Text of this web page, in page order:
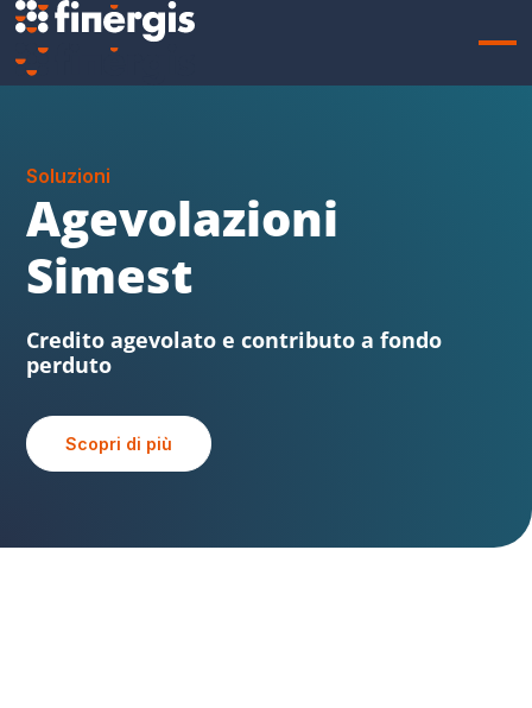
Soluzioni
Sabatini FVG
contributo a fondo perduto
Scopri di più